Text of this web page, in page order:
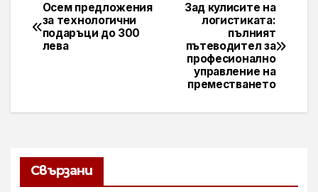
Навигация
Зад кулисите на
логистиката:
пълният
пътеводител за
професионално
управление на
преместването
Осем предложения
за технологични
подаръци до 300
лева
Свързани